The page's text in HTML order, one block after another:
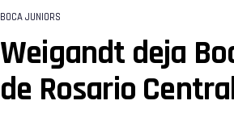
BOCA JUNIORS
Weigandt deja
de Rosario